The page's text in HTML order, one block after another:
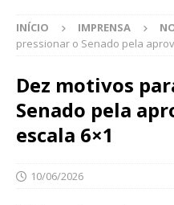
INÍCIO IMPRENSA
pressionar o Senado pela
Dez motivos
Senado pela
escala 6×1
10/06/2026